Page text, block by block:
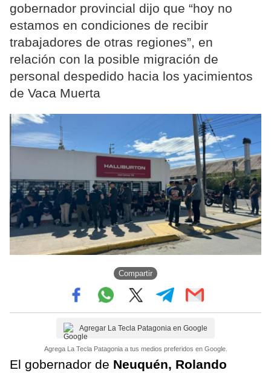
gobernador provincial dijo que “hoy no
estamos en condiciones de recibir
trabajadores de otras regiones”, en
relación con la posible migración de
personal despedido hacia los yacimientos
de Vaca Muerta
Compartir
Agregar La Tecla Patagonia en Google
Agrega La Tecla Patagonia a tus medios preferidos en Google.
El gobernador de Neuquén, Rolando